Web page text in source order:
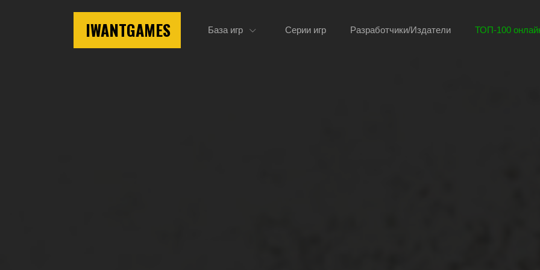
IWANTGAMES База игр Серии игр Разработчики/Издатели ТОП-100